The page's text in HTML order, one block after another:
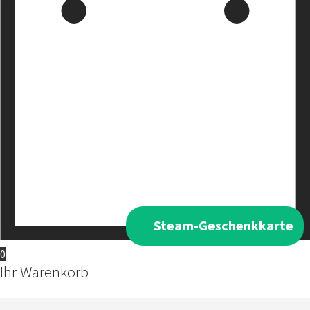
Steam-Geschenkkarte
0
Ihr Warenkorb